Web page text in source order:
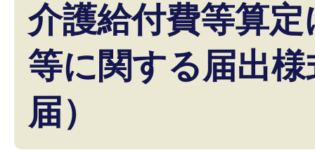
介護給付費等算
等に関する届出
届）